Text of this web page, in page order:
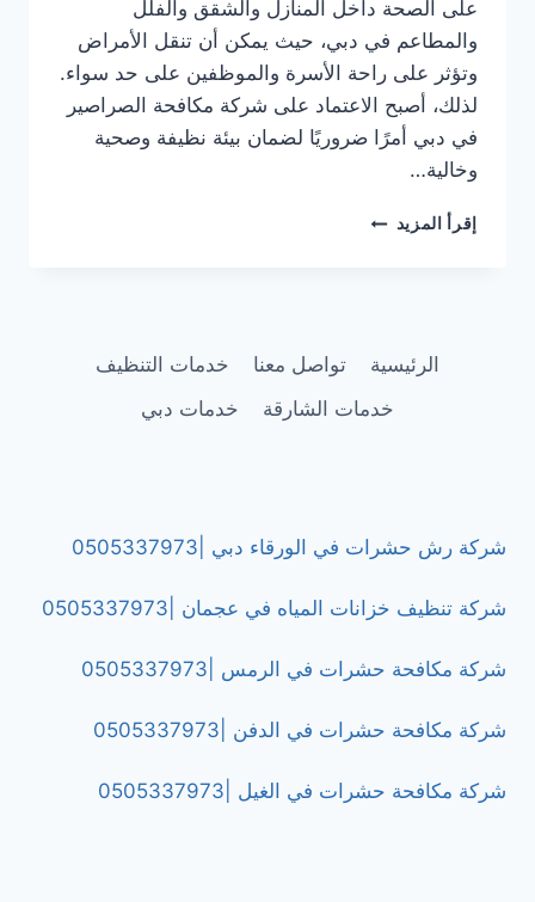
على الصحة داخل المنازل والشقق والفلل
والمطاعم في دبي، حيث يمكن أن تنقل الأمراض
وتؤثر على راحة الأسرة والموظفين على حد سواء.
لذلك، أصبح الاعتماد على شركة مكافحة الصراصير
في دبي أمرًا ضروريًا لضمان بيئة نظيفة وصحية
وخالية…
إقرأ المزيد شركة
الرئيسية تواصل معنا
خدمات التنظيف
خدمات الشارقة
خدمات دبي
شركة رش حشرات في الورقاء دبي |0505337973
شركة تنظيف خزانات المياه في عجمان |0505337973
شركة مكافحة حشرات في الرمس |0505337973
شركة مكافحة حشرات في الدفن |0505337973
شركة مكافحة حشرات في الغيل |0505337973